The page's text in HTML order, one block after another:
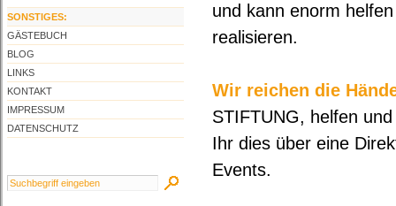
SONSTIGES:
GÄSTEBUCH
BLOG
LINKS
KONTAKT
IMPRESSUM
DATENSCHUTZ
und kann enorm
realisieren.
Wir reichen die
STIFTUNG, helfen
Ihr dies über eine
Events.